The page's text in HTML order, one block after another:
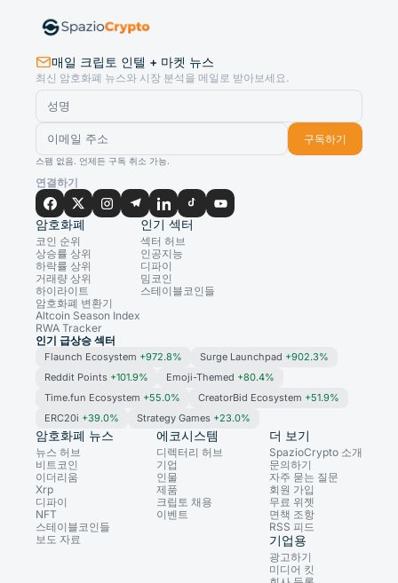
매일 크립토 인텔 + 마켓 뉴스
최신 암호화폐 뉴스와 시장 분석을 메일로 받아보세요.
구독하기
스팸 없음. 언제든 구독 취소 가능.
연결하기
암호화폐
코인 순위
상승률 상위
하락률 상위
거래량 상위
하이라이트
암호화폐 변환기
Altcoin Season Index
RWA Tracker
인기 섹터
섹터 허브
인공지능
디파이
밈코인
스테이블코인들
인기 급상승 섹터
Flaunch Ecosystem +972.8% Surge Launchpad +902.3%
Reddit Points +101.9% Emoji-Themed +80.4%
Time.fun Ecosystem +55.0% CreatorBid Ecosystem +51.9%
ERC20i +39.0% Strategy Games +23.0%
암호화폐 뉴스
뉴스 허브
비트코인
이더리움
Xrp
디파이
NFT
스테이블코인들
보도 자료
에코시스템
디렉터리 허브
기업
인물
제품
크립토 채용
이벤트
더 보기
SpazioCrypto 소개
문의하기
자주 묻는 질문
회원 가입
무료 위젯
면책 조항
RSS 피드
기업용
광고하기
미디어 킷